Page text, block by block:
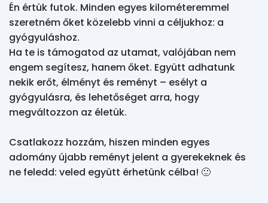
Én értük futok. Minden egyes kilométeremmel
szeretném őket közelebb vinni a céljukhoz: a
gyógyuláshoz.
Ha te is támogatod az utamat, valójában nem
engem segítesz, hanem őket. Együtt adhatunk
nekik erőt, élményt és reményt – esélyt a
gyógyulásra, és lehetőséget arra, hogy
megváltozzon az életük.
Csatlakozz hozzám, hiszen minden egyes
adomány újabb reményt jelent a gyerekeknek és
ne feledd: veled együtt érhetünk célba! 🙂